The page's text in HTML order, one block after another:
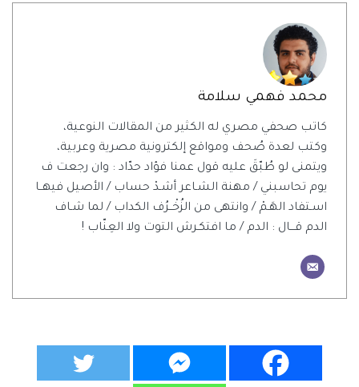
محمد فهمي سلامة
كاتب صحفي مصري له الكثير من المقالات النوعية،
وكتب لعدة صُحف ومواقع إلكترونية مصرية وعربية،
ويتمنى لو طُبّقَ عليه قول عمنا فؤاد حدّاد : وان رجعت ف
يوم تحاسبني / مهنة الشـاعر أشـدْ حساب / الأصيل فيهــا
اسـتفاد الهَـمْ / وانتهى من الزُخْــرُف الكداب / لما شـاف
الدم قـــال : الدم / ما افتكـرش التوت ولا العِنّاب !